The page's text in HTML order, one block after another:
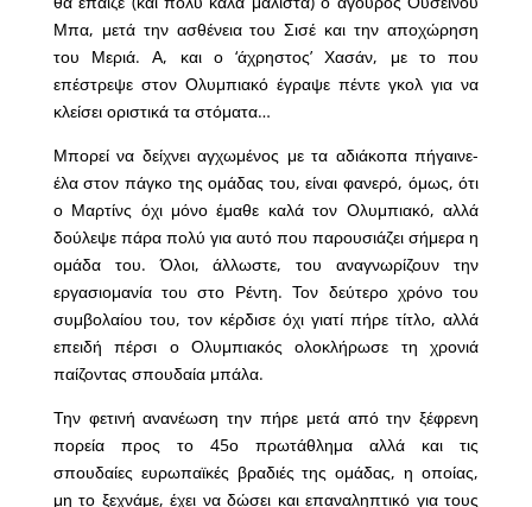
Μπα, μετά την ασθένεια του Σισέ και την αποχώρηση
του Μεριά. Α, και ο ‘άχρηστος’ Χασάν, με το που
επέστρεψε στον Ολυμπιακό έγραψε πέντε γκολ για να
κλείσει οριστικά τα στόματα…
Μπορεί να δείχνει αγχωμένος με τα αδιάκοπα πήγαινε-
έλα στον πάγκο της ομάδας του, είναι φανερό, όμως, ότι
ο Μαρτίνς όχι μόνο έμαθε καλά τον Ολυμπιακό, αλλά
δούλεψε πάρα πολύ για αυτό που παρουσιάζει σήμερα η
ομάδα του. Όλοι, άλλωστε, του αναγνωρίζουν την
εργασιομανία του στο Ρέντη. Τον δεύτερο χρόνο του
συμβολαίου του, τον κέρδισε όχι γιατί πήρε τίτλο, αλλά
επειδή πέρσι ο Ολυμπιακός ολοκλήρωσε τη χρονιά
παίζοντας σπουδαία μπάλα.
Την φετινή ανανέωση την πήρε μετά από την ξέφρενη
πορεία προς το 45ο πρωτάθλημα αλλά και τις
σπουδαίες ευρωπαϊκές βραδιές της ομάδας, η οποίας,
μη το ξεχνάμε, έχει να δώσει και επαναληπτικό για τους